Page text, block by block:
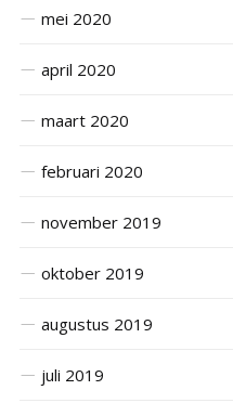
mei 2020
april 2020
maart 2020
februari 2020
november 2019
oktober 2019
augustus 2019
juli 2019